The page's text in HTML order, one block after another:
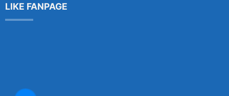
LIKE FANPAGE